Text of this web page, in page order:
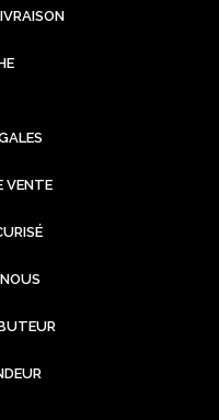
VENTE